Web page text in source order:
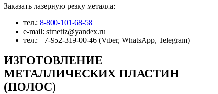
Заказать лазерную резку металла:
тел.: 8-800-101-68-58
e-mail: stmetiz@yandex.ru
тел.: +7-952-319-00-46 (Viber, WhatsApp, Telegram)
ИЗГОТОВЛЕНИЕ
МЕТАЛЛИЧЕСКИХ ПЛАСТИН
(ПОЛОС)